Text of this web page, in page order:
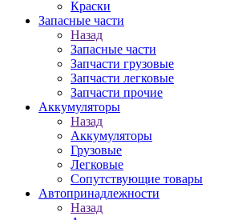
Краски
Запасные части
Назад
Запасные части
Запчасти грузовые
Запчасти легковые
Запчасти прочие
Аккумуляторы
Назад
Аккумуляторы
Грузовые
Легковые
Сопутствующие товары
Автопринадлежности
Назад